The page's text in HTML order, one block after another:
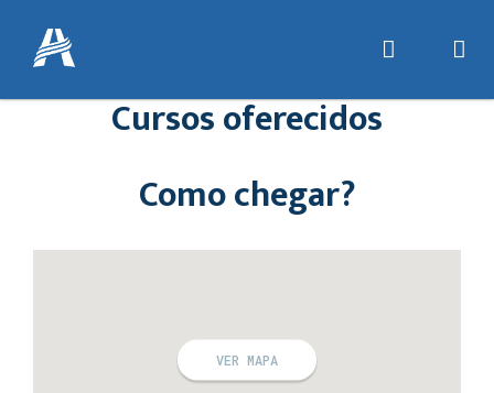
Cursos oferecidos
Como chegar?
VER MAPA